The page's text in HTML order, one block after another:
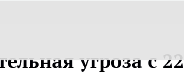
угроза с